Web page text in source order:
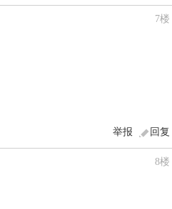
7楼
回复
举报
8楼